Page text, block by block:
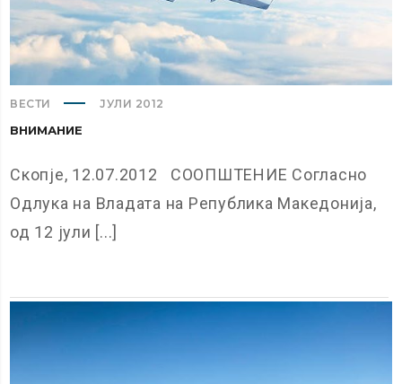
ВЕСТИ ЈУЛИ 2012
ВНИМАНИЕ
Скопје, 12.07.2012 СООПШТЕНИЕ Согласно
Одлука на Владата на Република Македонија,
од 12 јули [...]